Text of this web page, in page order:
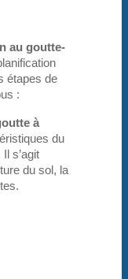
au goutte-
étapes de
:
à
du
s’agit
du sol, la